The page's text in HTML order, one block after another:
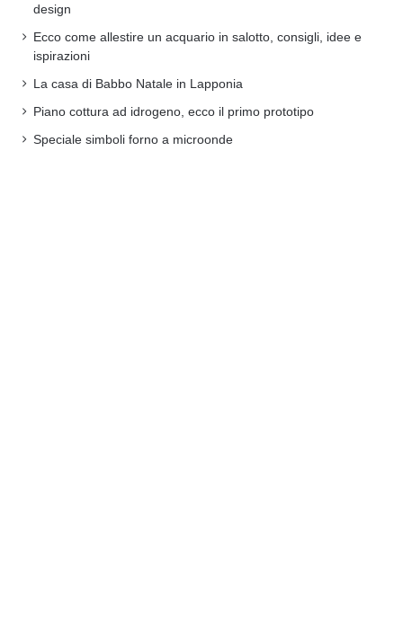
design
Ecco come allestire un acquario in salotto, consigli, idee e
ispirazioni
La casa di Babbo Natale in Lapponia
Piano cottura ad idrogeno, ecco il primo prototipo
Speciale simboli forno a microonde